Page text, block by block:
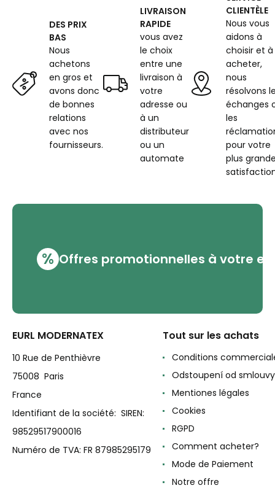
DES PRIX
BAS
Nous
achetons
en gros et
avons donc
de bonnes
relations
avec nos
fournisseurs.
LIVRAISON
RAPIDE
vous avez
le choix
entre une
livraison à
votre
adresse ou
à un
distributeur
ou un
automate
CLIENTÈLE
Nous vous
aidons à
choisir et à
acheter,
nous
résolvons
échanges
les
pour votre
plus
% Offres promotionnelles à votre
EURL MODERNATEX
10 Rue de Penthièvre
75008 Paris
France
Identifiant de la société: SIREN:
98529517900016
Numéro de TVA: FR 87985295179
Tout sur les achats
Conditions
Odstoupení od smlouvy
Mentiones légales
Cookies
RGPD
Comment acheter?
Mode de Paiement
Notre offre